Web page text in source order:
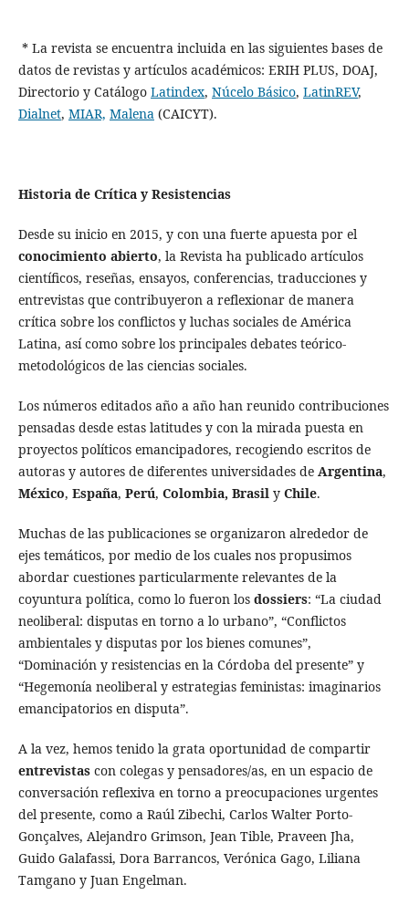
* La revista se encuentra incluida en las siguientes bases de
datos de revistas y artículos académicos: ERIH PLUS, DOAJ,
Directorio y Catálogo Latindex, Núcelo Básico, LatinREV,
Dialnet, MIAR, Malena(CAICYT).
Historia de Crítica y Resistencias
Desde su inicio en 2015, y con una fuerte apuesta por el
conocimiento abierto, la Revista ha publicado artículos
científicos, reseñas, ensayos, conferencias, traducciones y
entrevistas que contribuyeron a reflexionar de manera
crítica sobre los conflictos y luchas sociales de América
Latina, así como sobre los principales debates teórico-
metodológicos de las ciencias sociales.
Los números editados año a año han reunido contribuciones
pensadas desde estas latitudes y con la mirada puesta en
proyectos políticos emancipadores, recogiendo escritos de
autoras y autores de diferentes universidades de Argentina,
México, España, Perú, Colombia, Brasily Chile.
Muchas de las publicaciones se organizaron alrededor de
ejes temáticos, por medio de los cuales nos propusimos
abordar cuestiones particularmente relevantes de la
coyuntura política, como lo fueron los dossiers: “La ciudad
neoliberal: disputas en torno a lo urbano”, “Conflictos
ambientales y disputas por los bienes comunes”,
“Dominación y resistencias en la Córdoba del presente” y
“Hegemonía neoliberal y estrategias feministas: imaginarios
emancipatorios en disputa”.
A la vez, hemos tenido la grata oportunidad de compartir
entrevistascon colegas y pensadores/as, en un espacio de
conversación reflexiva en torno a preocupaciones urgentes
del presente, como a Raúl Zibechi, Carlos Walter Porto-
Gonçalves, Alejandro Grimson, Jean Tible, Praveen Jha,
Guido Galafassi, Dora Barrancos, Verónica Gago, Liliana
Tamgano y Juan Engelman.